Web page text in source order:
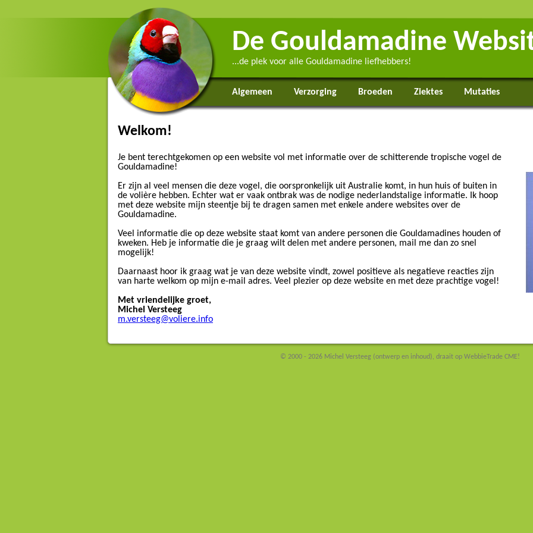
De Gouldamadine
...de plek voor alle Gouldamadine liefhebbers!
Algemeen Verzorging Broeden Ziektes Mutaties
Welkom!
Je bent terechtgekomen op een website vol met informatie over de schitterende tropische vogel de
Gouldamadine!
Er zijn al veel mensen die deze vogel, die oorspronkelijk uit Australie komt, in hun huis of buiten in
de volière hebben. Echter wat er vaak ontbrak was de nodige nederlandstalige informatie. Ik hoop
met deze website mijn steentje bij te dragen samen met enkele andere websites over de
Gouldamadine.
Veel informatie die op deze website staat komt van andere personen die Gouldamadines houden of
kweken. Heb je informatie die je graag wilt delen met andere personen, mail me dan zo snel
mogelijk!
Daarnaast hoor ik graag wat je van deze website vindt, zowel positieve als negatieve reacties zijn
van harte welkom op mijn e-mail adres. Veel plezier op deze website en met deze prachtige vogel!
Met vriendelijke groet,
Michel Versteeg
m.versteeg@voliere.info
© 2000 - 2026 Michel Versteeg (ontwerp en inhoud), draait op WebbieTrade CME!